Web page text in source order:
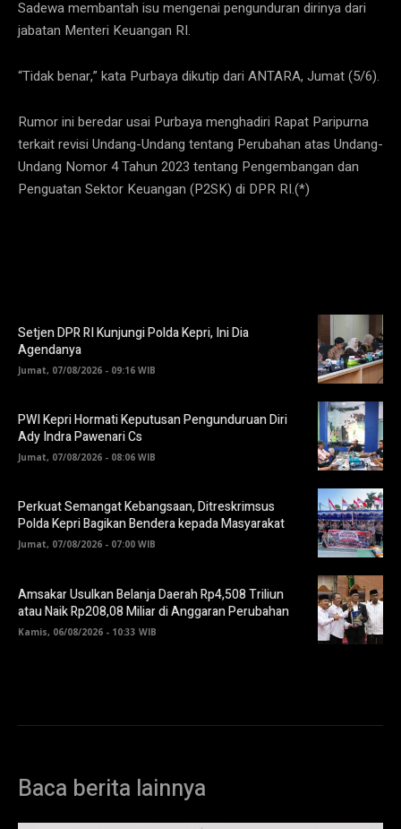
Sadewa membantah isu mengenai pengunduran dirinya dari
jabatan Menteri Keuangan RI.
“Tidak benar,” kata Purbaya dikutip dari ANTARA, Jumat (5/6).
Rumor ini beredar usai Purbaya menghadiri Rapat Paripurna
terkait revisi Undang-Undang tentang Perubahan atas Undang-
Undang Nomor 4 Tahun 2023 tentang Pengembangan dan
Penguatan Sektor Keuangan (P2SK) di DPR RI.(*)
Setjen DPR RI Kunjungi Polda Kepri, Ini Dia
Agendanya
Jumat, 07/08/2026 - 09:16 WIB
PWI Kepri Hormati Keputusan Pengunduruan Diri
Ady Indra Pawenari Cs
Jumat, 07/08/2026 - 08:06 WIB
Perkuat Semangat Kebangsaan, Ditreskrimsus
Polda Kepri Bagikan Bendera kepada Masyarakat
Jumat, 07/08/2026 - 07:00 WIB
Amsakar Usulkan Belanja Daerah Rp4,508 Triliun
atau Naik Rp208,08 Miliar di Anggaran Perubahan
Kamis, 06/08/2026 - 10:33 WIB
Baca berita lainnya